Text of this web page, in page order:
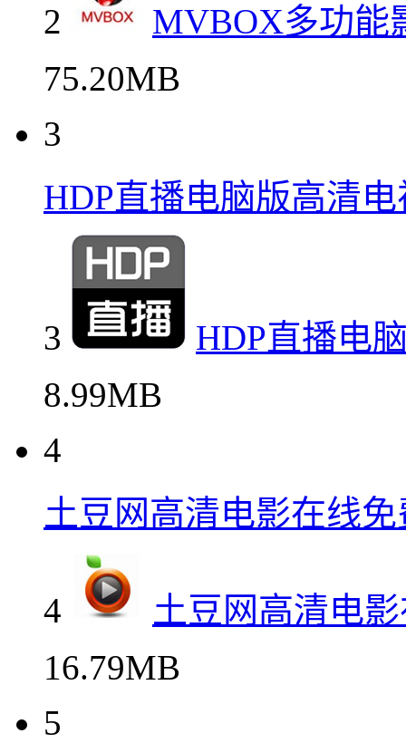
2
MVBOX多功能
75.20MB
3
HDP直播电脑版高清
3
HDP直播电
8.99MB
4
土豆网高清电影在线
4
土豆网高清电
16.79MB
5